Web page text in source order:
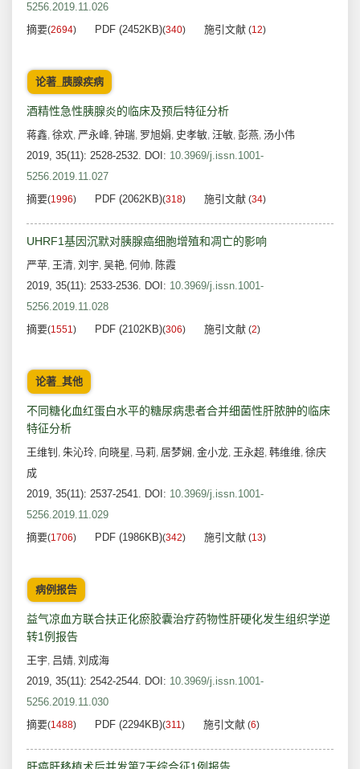
5256.2019.11.026
摘要(2694) PDF (2452KB)(340) 施引文献 (12)
论著_胰腺疾病
酒精性急性胰腺炎的临床及预后特征分析
蒋鑫, 徐欢, 严永峰, 钟瑞, 罗旭娟, 史孝敏, 汪敏, 彭燕, 汤小伟
2019, 35(11): 2528-2532. DOI: 10.3969/j.issn.1001-
5256.2019.11.027
摘要(1996) PDF (2062KB)(318) 施引文献 (34)
UHRF1基因沉默对胰腺癌细胞增殖和凋亡的影响
严苹, 王清, 刘宇, 吴艳, 何帅, 陈霞
2019, 35(11): 2533-2536. DOI: 10.3969/j.issn.1001-
5256.2019.11.028
摘要(1551) PDF (2102KB)(306) 施引文献 (2)
论著_其他
不同糖化血红蛋白水平的糖尿病患者合并细菌性肝脓肿的临床
特征分析
王维钊 , 朱沁玲, 向晓星, 马莉, 居梦娴 , 金小龙, 王永超, 韩维维, 徐庆
成
2019, 35(11): 2537-2541. DOI: 10.3969/j.issn.1001-
5256.2019.11.029
摘要(1706) PDF (1986KB)(342) 施引文献 (13)
病例报告
益气凉血方联合扶正化瘀胶囊治疗药物性肝硬化发生组织学逆
转1例报告
王宇, 吕婧, 刘成海
2019, 35(11): 2542-2544. DOI: 10.3969/j.issn.1001-
5256.2019.11.030
摘要(1488) PDF (2294KB)(311) 施引文献 (6)